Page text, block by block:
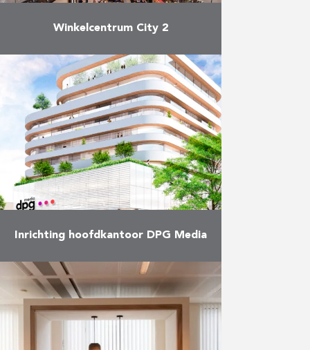
Winkelcentrum City 2
Na een ingrijpende renovatie van
meer dan twee jaar opende het
Brusselse winkelcentrum City 2
eind september officieel opnieuw
haar deuren. City 2 is gelegen …
Meer
Inrichting hoofdkantoor DPG Media
DPG Media, de nieuwe naam van
het eengemaakte bedrijf van
Medialaan (VTM, Q-Music) en De
Persgroep Publishing (Humo, Het
Laatste Nieuws, De Morgen), nam
in …